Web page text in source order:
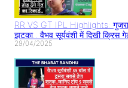
RR VS GT IPL Highlights:
झटका.. वैभव सूर्यवंशी में दिखी क्रिस
29/04/2025